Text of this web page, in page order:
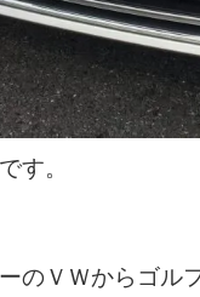
す。
のＶＷからゴル